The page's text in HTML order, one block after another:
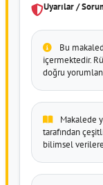
Uyarılar /
Bu
içermektedir.
doğru
Makalede
tarafından
bilimsel